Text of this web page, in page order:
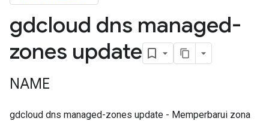
gdcloud dns managed-
zones update
NAME
gdcloud dns managed-zones update - Memperbarui zona